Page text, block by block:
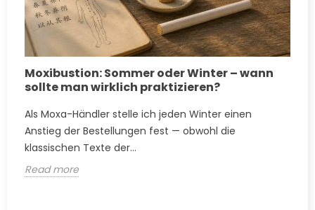
Moxibustion: Sommer oder Winter – wann
sollte man wirklich praktizieren?
Als Moxa-Händler stelle ich jeden Winter einen
Anstieg der Bestellungen fest — obwohl die
klassischen Texte der...
Read more